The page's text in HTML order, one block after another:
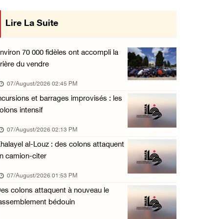
L'occupation étend ses raids et ses campagne ...
06/August/2026 08:30 PM
Le président égyptien et le roi de Bahreïn i ...
06/August/2026 08:02 PM
UNICEF : 300 enfants tués depuis le cessez-l ...
06/August/2026 07:43 PM
Deux blessés, dont un adolescent, lors d’une ...
06/August/2026 07:10 PM
Israël restitue la dépouille d’Alaa Sobeh, d ...
06/August/2026 07:02 PM
Les forces israéliennes ferment les abords d ...
mise en œuvre des décisions du Conseil
Central concernant les relations avec
Lire La Suite
70 000 fidèles ont accompli la
du vendre
07/August/2026 02:45 PM
et barrages improvisés : les
intensif
07/August/2026 02:13 PM
al-Louz : des colons attaquent
camion-citer
07/August/2026 01:53 PM
colons attaquent à nouveau le
bédouin